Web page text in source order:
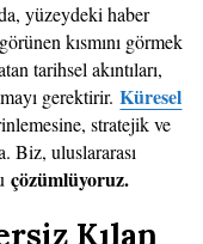
yüzeydeki haber
kısmını görmek
tarihsel akıntıları,
gerektirir.Küresel
stratejik ve
Biz, uluslararası
çözümlüyoruz.
Kılan